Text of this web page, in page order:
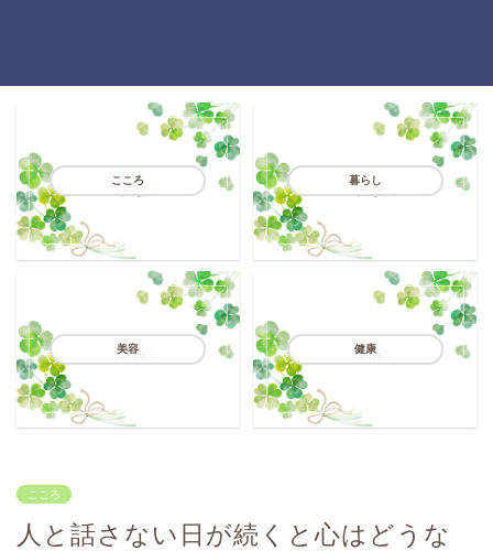
こころ 暮らし
美容 健康
こころ
人と話さない日が続くと心はどうな